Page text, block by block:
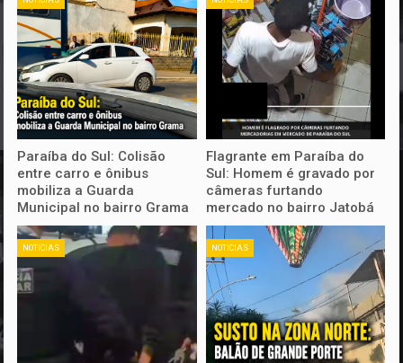
Paraíba do Sul: Colisão
entre carro e ônibus
mobiliza a Guarda
Municipal no bairro Grama
Flagrante em Paraíba do
Sul: Homem é gravado por
câmeras furtando
mercado no bairro Jatobá
NOTICIAS NOTICIAS